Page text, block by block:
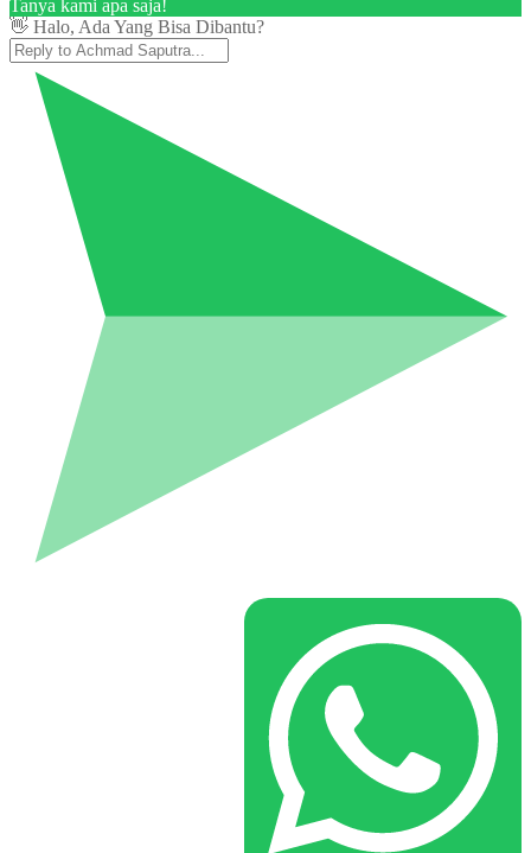
Tanya kami apa saja!
👋 Halo, Ada Yang Bisa Dibantu?